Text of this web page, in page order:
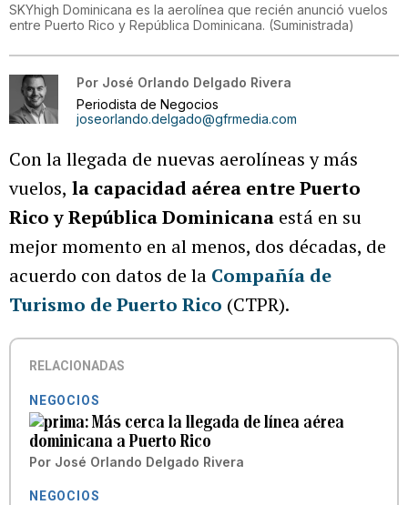
SKYhigh Dominicana es la aerolínea que recién anunció vuelos
entre Puerto Rico y República Dominicana. (Suministrada)
Por José Orlando Delgado Rivera
Periodista de Negocios
joseorlando.delgado@gfrmedia.com
Con la llegada de nuevas aerolíneas y más
vuelos, la capacidad aérea entre Puerto
Rico y República Dominicana está en su
mejor momento en al menos, dos décadas, de
acuerdo con datos de la Compañía de
Turismo de Puerto Rico (CTPR).
RELACIONADAS
NEGOCIOS
Más cerca la llegada de línea aérea
dominicana a Puerto Rico
Por José Orlando Delgado Rivera
NEGOCIOS